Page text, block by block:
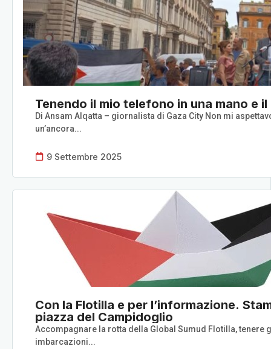
Tenendo il mio telefono in una mano e il
Di Ansam Alqatta – giornalista di Gaza City Non mi
un’ancora...
9 Settembre 2025
Con la Flotilla e per l’informazione.
piazza del Campidoglio
Accompagnare la rotta della Global Sumud Flotilla, tenere
imbarcazioni...